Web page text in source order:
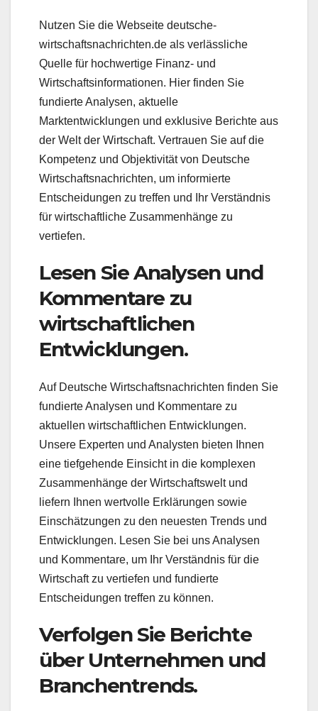
Nutzen Sie die Webseite deutsche-
wirtschaftsnachrichten.de als verlässliche
Quelle für hochwertige Finanz- und
Wirtschaftsinformationen. Hier finden Sie
fundierte Analysen, aktuelle
Marktentwicklungen und exklusive Berichte aus
der Welt der Wirtschaft. Vertrauen Sie auf die
Kompetenz und Objektivität von Deutsche
Wirtschaftsnachrichten, um informierte
Entscheidungen zu treffen und Ihr Verständnis
für wirtschaftliche Zusammenhänge zu
vertiefen.
Lesen Sie Analysen und
Kommentare zu
wirtschaftlichen
Entwicklungen.
Auf Deutsche Wirtschaftsnachrichten finden Sie
fundierte Analysen und Kommentare zu
aktuellen wirtschaftlichen Entwicklungen.
Unsere Experten und Analysten bieten Ihnen
eine tiefgehende Einsicht in die komplexen
Zusammenhänge der Wirtschaftswelt und
liefern Ihnen wertvolle Erklärungen sowie
Einschätzungen zu den neuesten Trends und
Entwicklungen. Lesen Sie bei uns Analysen
und Kommentare, um Ihr Verständnis für die
Wirtschaft zu vertiefen und fundierte
Entscheidungen treffen zu können.
Verfolgen Sie Berichte
über Unternehmen und
Branchentrends.